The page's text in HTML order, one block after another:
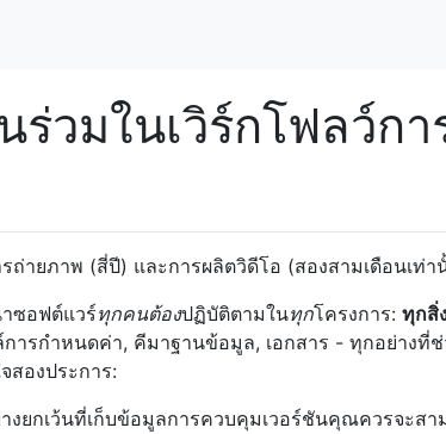
วมในเวิร์กโฟลว์กา
ายภาพ (สี่ปี) และการผลิตวิดีโอ (สองสามเดือนเท่า
ซอฟต์แวร์ทุกคนต้องปฏิบัติตามในทุกโครงการ: ทุกสิ่
ารกำหนดค่า, คีมาฐานข้อมูล, เอกสาร - ทุกอย่างที่ช่
สองประการ:
ยกเว้นที่เก็บข้อมูลการควบคุมเวอร์ชันคุณควรจะสา